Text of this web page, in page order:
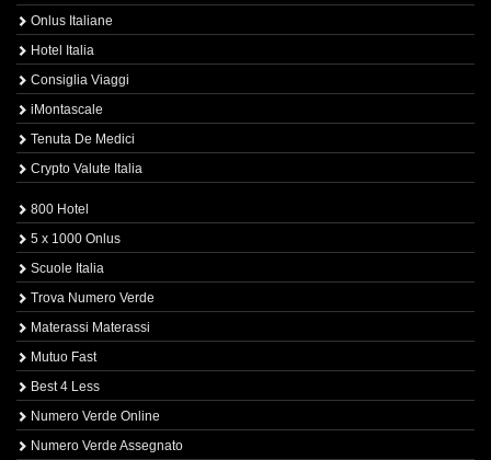
Onlus Italiane
Hotel Italia
Consiglia Viaggi
iMontascale
Tenuta De Medici
Crypto Valute Italia
800 Hotel
5 x 1000 Onlus
Scuole Italia
Trova Numero Verde
Materassi Materassi
Mutuo Fast
Best 4 Less
Numero Verde Online
Numero Verde Assegnato